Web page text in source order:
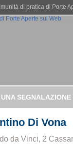
di pratica di Porte
UNA SEGNALAZIONE
Di Vona
da Vinci, 2